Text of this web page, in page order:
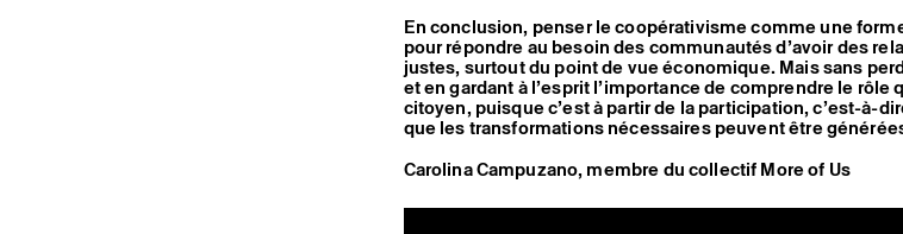
En conclusion, penser le coopérativisme comme une
pour répondre au besoin des communautés d’avoir des
justes, surtout du point de vue économique. Mais sans
et en gardant à l’esprit l’importance de comprendre le rôle
citoyen, puisque c’est à partir de la participation, c’est-à-
que les transformations nécessaires peuvent être
Carolina Campuzano, membre du collectif More of Us